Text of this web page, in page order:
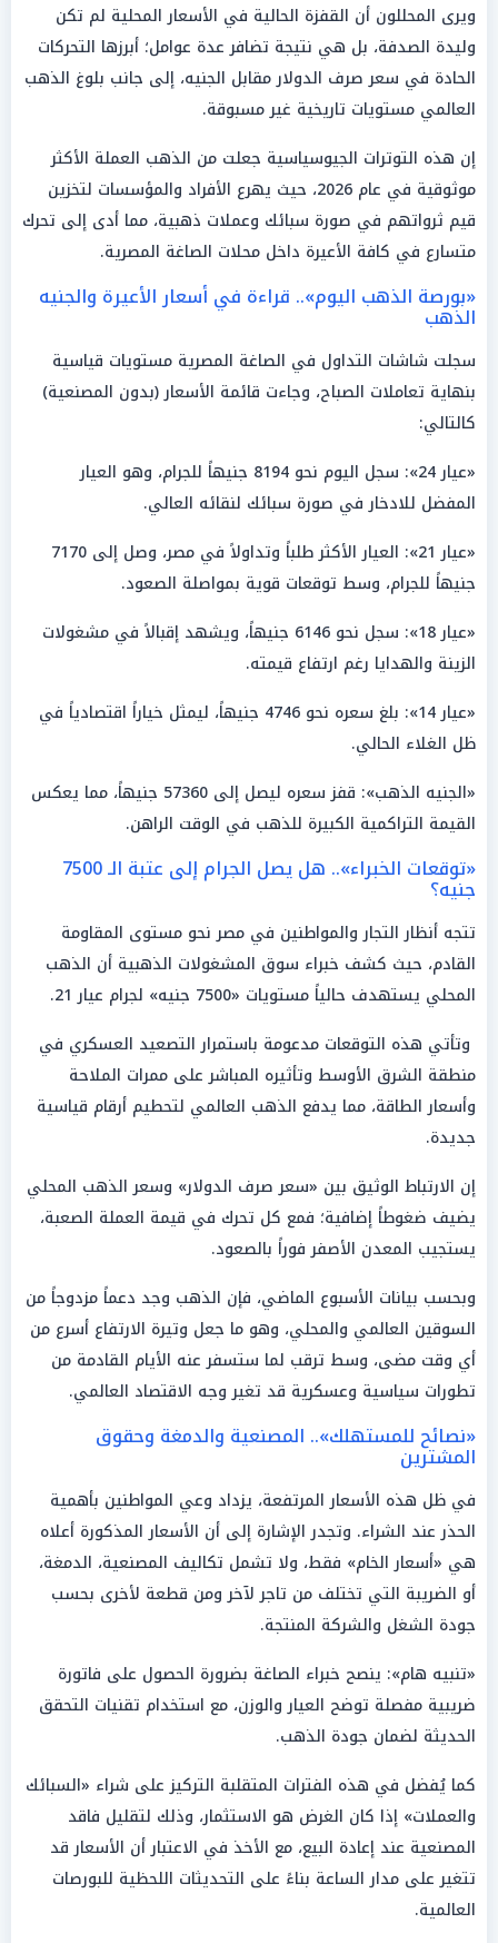
ويرى المحللون أن القفزة الحالية في الأسعار المحلية لم تكن
وليدة الصدفة، بل هي نتيجة تضافر عدة عوامل؛ أبرزها التحركات
الحادة في سعر صرف الدولار مقابل الجنيه، إلى جانب بلوغ الذهب
العالمي مستويات تاريخية غير مسبوقة.
إن هذه التوترات الجيوسياسية جعلت من الذهب العملة الأكثر
موثوقية في عام 2026، حيث يهرع الأفراد والمؤسسات لتخزين
قيم ثرواتهم في صورة سبائك وعملات ذهبية، مما أدى إلى تحرك
متسارع في كافة الأعيرة داخل محلات الصاغة المصرية.
«بورصة الذهب اليوم».. قراءة في أسعار الأعيرة والجنيه
الذهب
سجلت شاشات التداول في الصاغة المصرية مستويات قياسية
بنهاية تعاملات الصباح، وجاءت قائمة الأسعار (بدون المصنعية)
كالتالي:
«عيار 24»: سجل اليوم نحو 8194 جنيهاً للجرام، وهو العيار
المفضل للادخار في صورة سبائك لنقائه العالي.
«عيار 21»: العيار الأكثر طلباً وتداولاً في مصر، وصل إلى 7170
جنيهاً للجرام، وسط توقعات قوية بمواصلة الصعود.
«عيار 18»: سجل نحو 6146 جنيهاً، ويشهد إقبالاً في مشغولات
الزينة والهدايا رغم ارتفاع قيمته.
«عيار 14»: بلغ سعره نحو 4746 جنيهاً، ليمثل خياراً اقتصادياً في
ظل الغلاء الحالي.
«الجنيه الذهب»: قفز سعره ليصل إلى 57360 جنيهاً، مما يعكس
القيمة التراكمية الكبيرة للذهب في الوقت الراهن.
«توقعات الخبراء».. هل يصل الجرام إلى عتبة الـ 7500
جنيه؟
تتجه أنظار التجار والمواطنين في مصر نحو مستوى المقاومة
القادم، حيث كشف خبراء سوق المشغولات الذهبية أن الذهب
المحلي يستهدف حالياً مستويات «7500 جنيه» لجرام عيار 21.
وتأتي هذه التوقعات مدعومة باستمرار التصعيد العسكري في
منطقة الشرق الأوسط وتأثيره المباشر على ممرات الملاحة
وأسعار الطاقة، مما يدفع الذهب العالمي لتحطيم أرقام قياسية
جديدة.
إن الارتباط الوثيق بين «سعر صرف الدولار» وسعر الذهب المحلي
يضيف ضغوطاً إضافية؛ فمع كل تحرك في قيمة العملة الصعبة،
يستجيب المعدن الأصفر فوراً بالصعود.
وبحسب بيانات الأسبوع الماضي، فإن الذهب وجد دعماً مزدوجاً من
السوقين العالمي والمحلي، وهو ما جعل وتيرة الارتفاع أسرع من
أي وقت مضى، وسط ترقب لما ستسفر عنه الأيام القادمة من
تطورات سياسية وعسكرية قد تغير وجه الاقتصاد العالمي.
«نصائح للمستهلك».. المصنعية والدمغة وحقوق
المشترين
في ظل هذه الأسعار المرتفعة، يزداد وعي المواطنين بأهمية
الحذر عند الشراء. وتجدر الإشارة إلى أن الأسعار المذكورة أعلاه
هي «أسعار الخام» فقط، ولا تشمل تكاليف المصنعية، الدمغة،
أو الضريبة التي تختلف من تاجر لآخر ومن قطعة لأخرى بحسب
جودة الشغل والشركة المنتجة.
«تنبيه هام»: ينصح خبراء الصاغة بضرورة الحصول على فاتورة
ضريبية مفصلة توضح العيار والوزن، مع استخدام تقنيات التحقق
الحديثة لضمان جودة الذهب.
كما يُفضل في هذه الفترات المتقلبة التركيز على شراء «السبائك
والعملات» إذا كان الغرض هو الاستثمار، وذلك لتقليل فاقد
المصنعية عند إعادة البيع، مع الأخذ في الاعتبار أن الأسعار قد
تتغير على مدار الساعة بناءً على التحديثات اللحظية للبورصات
العالمية.